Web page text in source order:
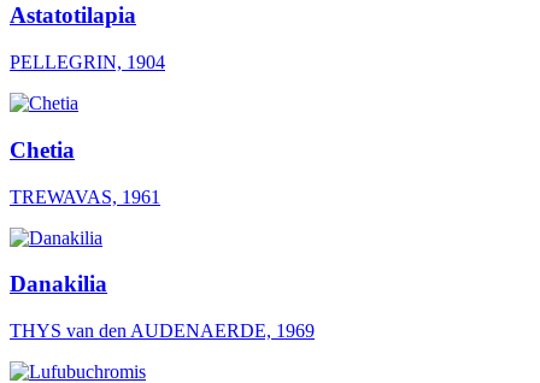
Astatotilapia
PELLEGRIN, 1904
Chetia
TREWAVAS, 1961
Danakilia
THYS van den AUDENAERDE, 1969